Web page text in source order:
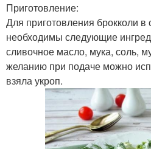
Приготовление:
Для приготовления брокколи в
необходимы следующие
сливочное масло, мука, соль,
желанию при подаче можно
взяла укроп.